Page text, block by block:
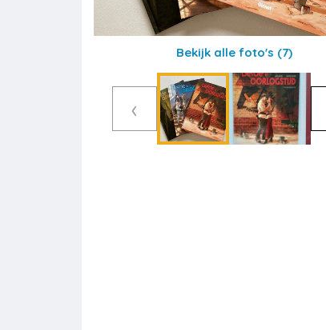
Bekijk alle foto's (7)
‹